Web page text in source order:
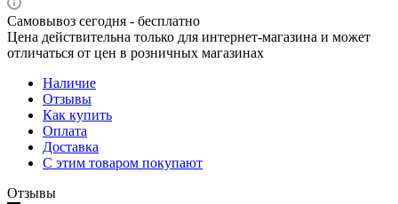
Самовывоз сегодня - бесплатно
Цена действительна только для интернет-магазина и может
отличаться от цен в розничных магазинах
Наличие
Отзывы
Как купить
Оплата
Доставка
С этим товаром покупают
Отзывы